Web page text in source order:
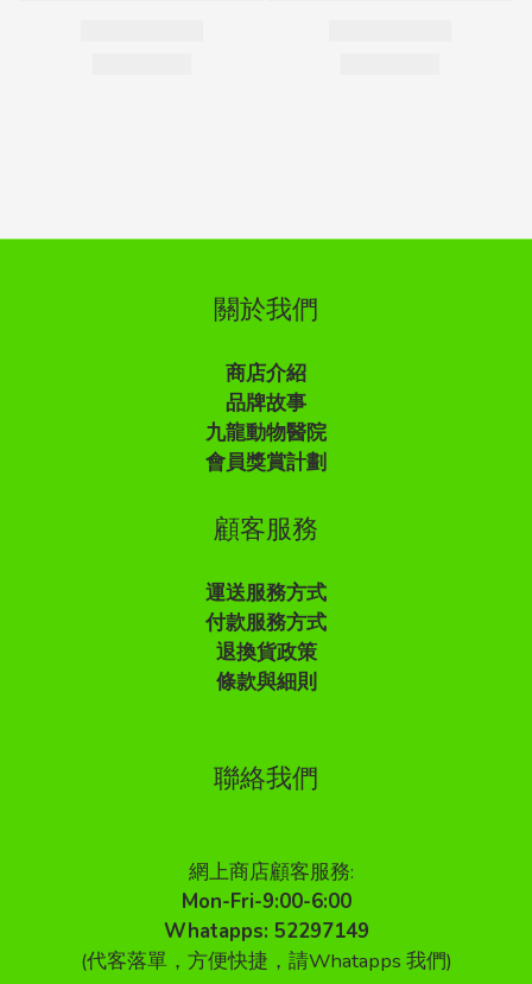
關於我們
商店介紹
品牌故事
九龍動物醫院
會員獎賞計劃
顧客服務
運送服務方式
付款服務方式
退換貨政策
條款與細則
聯絡我們
網上商店顧客服務:
Mon-Fri-9:00-6:00
Whatapps: 52297149
(代客落單，方便快捷，請Whatapps 我們)